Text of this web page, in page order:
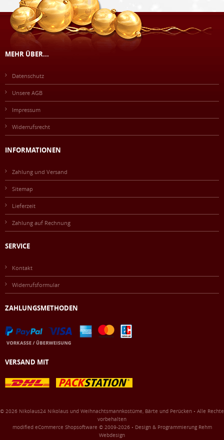
MEHR ÜBER...
Datenschutz
Unsere AGB
Impressum
Widerrufsrecht
INFORMATIONEN
Zahlung und Versand
Sitemap
Lieferzeit
Zahlung auf Rechnung
SERVICE
Kontakt
Widerrufsformular
ZAHLUNGSMETHODEN
VERSAND MIT
© 2026 Nikolaus24 Nikolaus und Weihnachtsmannkostüme, Bärte und Perücken • Alle Rechte
vorbehalten
modified eCommerce Shopsoftware © 2009-2026 • Design & Programmierung Rehm
Webdesign